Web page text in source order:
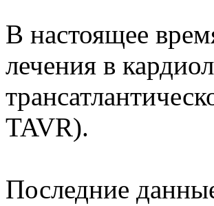
В настоящее
лечения в
TAVR).
Последние